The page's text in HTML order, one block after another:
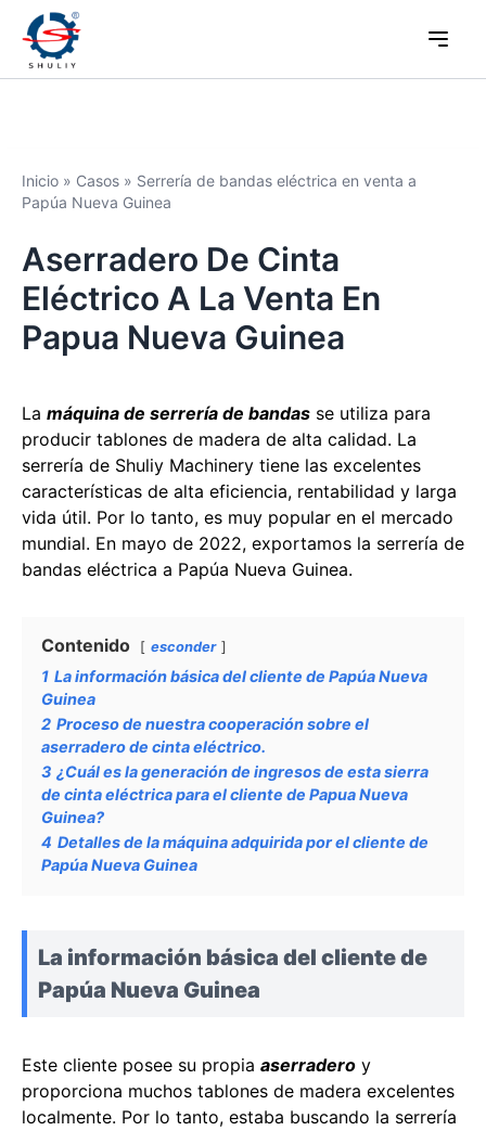
Inicio » Casos » Serrería de bandas eléctrica en venta a
Papúa Nueva Guinea
Aserradero De Cinta
Eléctrico A La Venta En
Papua Nueva Guinea
La máquina de serrería de bandas se utiliza para
producir tablones de madera de alta calidad. La
serrería de Shuliy Machinery tiene las excelentes
características de alta eficiencia, rentabilidad y larga
vida útil. Por lo tanto, es muy popular en el mercado
mundial. En mayo de 2022, exportamos la serrería de
bandas eléctrica a Papúa Nueva Guinea.
Contenido esconder
1 La información básica del cliente de Papúa Nueva
Guinea
2 Proceso de nuestra cooperación sobre el
aserradero de cinta eléctrico.
3 ¿Cuál es la generación de ingresos de esta sierra
de cinta eléctrica para el cliente de Papua Nueva
Guinea?
4 Detalles de la máquina adquirida por el cliente de
Papúa Nueva Guinea
La información básica del cliente de
Papúa Nueva Guinea
Este cliente posee su propia aserradero y
proporciona muchos tablones de madera excelentes
localmente. Por lo tanto, estaba buscando la serrería